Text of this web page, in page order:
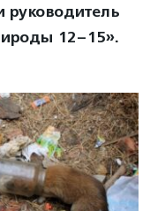
руководитель
12–15».